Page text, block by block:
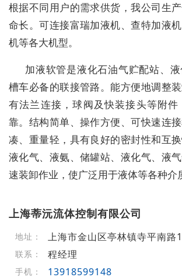
根据不同用户的需求供货，我公司生
命长。可连接富瑞加液机、查特加液
机等各大机型。
加液软管是液化石油气贮配站、
槽车必备的联接管路。能方便地调整
有法兰连接，球阀及快装接头等附
靠。结构简单、操作方便、可快速连
凑、重量轻，具有良好的密封性和互
液化气、液氨、储罐站、液化气、液
速装卸作业，使广泛用于液体等各种介
上海蒂沅流体控制有限公司
地址： 上海市金山区亭林镇寺平南路
联系： 程经理
手机： 13918599148